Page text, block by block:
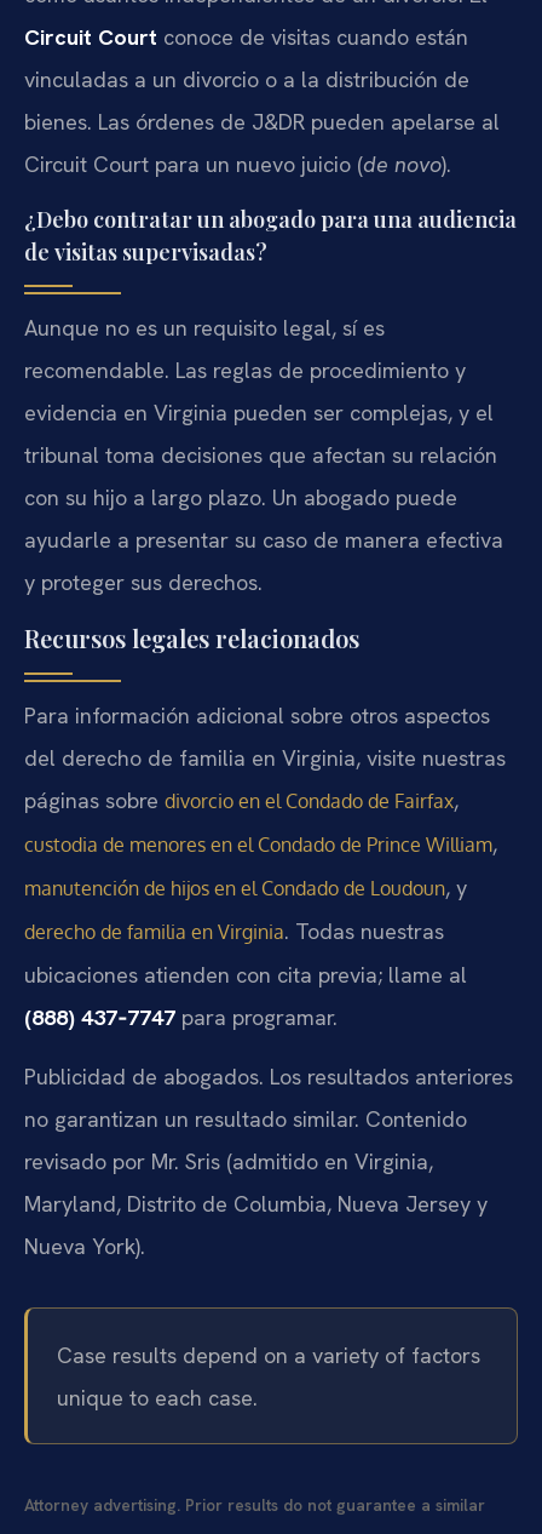
Circuit Court conoce de visitas cuando están
vinculadas a un divorcio o a la distribución de
bienes. Las órdenes de J&DR pueden apelarse al
Circuit Court para un nuevo juicio (de novo).
¿Debo contratar un abogado para una audiencia
de visitas supervisadas?
Aunque no es un requisito legal, sí es
recomendable. Las reglas de procedimiento y
evidencia en Virginia pueden ser complejas, y el
tribunal toma decisiones que afectan su relación
con su hijo a largo plazo. Un abogado puede
ayudarle a presentar su caso de manera efectiva
y proteger sus derechos.
Recursos legales relacionados
Para información adicional sobre otros aspectos
del derecho de familia en Virginia, visite nuestras
páginas sobre divorcio en el Condado de Fairfax,
custodia de menores en el Condado de Prince William,
manutención de hijos en el Condado de Loudoun, y
derecho de familia en Virginia. Todas nuestras
ubicaciones atienden con cita previa; llame al
(888) 437‑7747 para programar.
Publicidad de abogados. Los resultados anteriores
no garantizan un resultado similar. Contenido
revisado por Mr. Sris (admitido en Virginia,
Maryland, Distrito de Columbia, Nueva Jersey y
Nueva York).
Case results depend on a variety of factors
unique to each case.
Attorney advertising. Prior results do not guarantee a similar